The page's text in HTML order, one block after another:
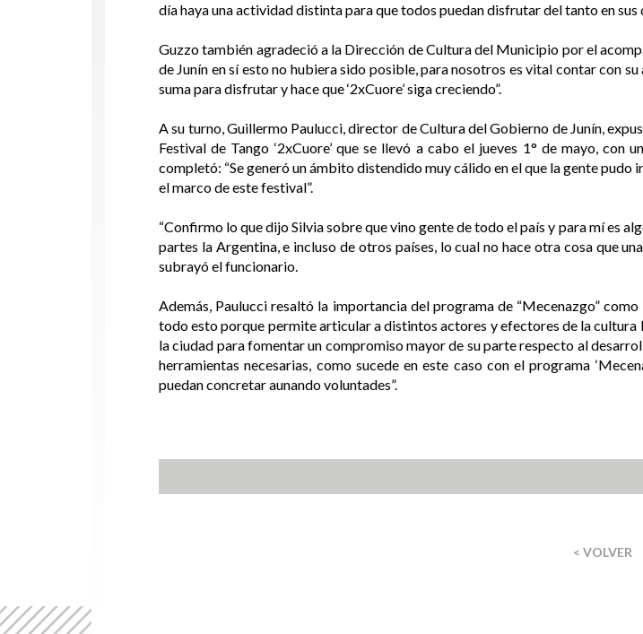
día haya una actividad distinta para que todos puedan disfrutar del tanto en sus
Guzzo también agradeció a la Dirección de Cultura del Municipio por el
de Junín en sí esto no hubiera sido posible, para nosotros es vital contar con
suma para disfrutar y hace que ‘2xCuore’ siga creciendo”.
A su turno, Guillermo Paulucci, director de Cultura del Gobierno de Junín,
Festival de Tango ‘2xCuore’ que se llevó a cabo el jueves 1° de mayo, con
completó: “Se generó un ámbito distendido muy cálido en el que la gente
el marco de este festival”.
“Confirmo lo que dijo Silvia sobre que vino gente de todo el país y para mí es
partes la Argentina, e incluso de otros países, lo cual no hace otra cosa que
subrayó el funcionario.
Además, Paulucci resaltó la importancia del programa de “Mecenazgo”
todo esto porque permite articular a distintos actores y efectores de la cultura
la ciudad para fomentar un compromiso mayor de su parte respecto al
herramientas necesarias, como sucede en este caso con el programa
puedan concretar aunando voluntades”.
< VOLVER